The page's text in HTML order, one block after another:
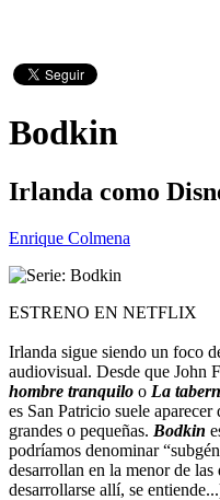
Bodkin
Irlanda como
Enrique Colmena
ESTRENO EN NETFLIX
Irlanda sigue siendo un foco
audiovisual. Desde que John
hombre tranquilo o La
es San Patricio suele
grandes o pequeñas. Bodkin
podríamos denominar
desarrollan en la menor de
desarrollarse allí, se